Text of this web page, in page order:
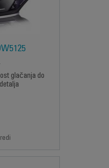
glačanja do